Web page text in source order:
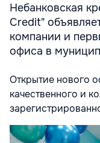
Небанковская
Credit"
компании и
офиса в
Открытие нового
качественного и